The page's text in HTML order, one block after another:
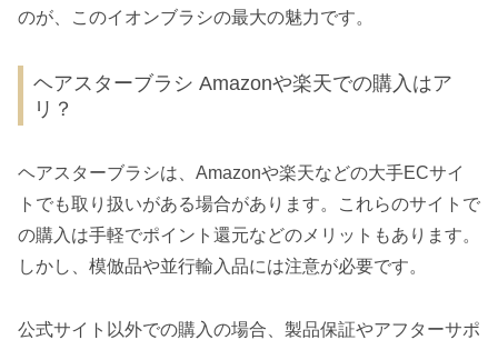
のが、このイオンブラシの最大の魅力です。
ヘアスターブラシ Amazonや楽天での購入はア
リ？
ヘアスターブラシは、Amazonや楽天などの大手ECサイ
トでも取り扱いがある場合があります。これらのサイトで
の購入は手軽でポイント還元などのメリットもあります。
しかし、模倣品や並行輸入品には注意が必要です。
公式サイト以外での購入の場合、製品保証やアフターサポ